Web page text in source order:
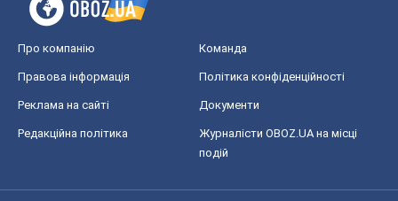
Про компанію Команда
Правова інформація Політика конфіденційності
Реклама на сайті Документи
Редакційна політика
Журналісти OBOZ.UA на місці
подій